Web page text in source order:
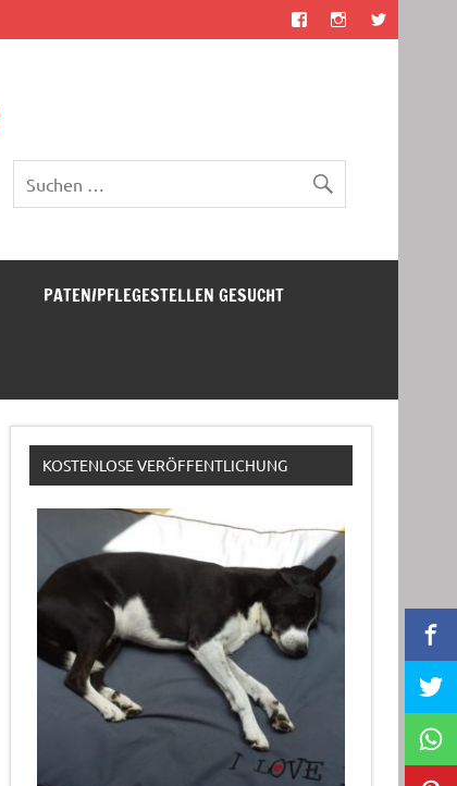
PATEN/PFLEGESTELLEN GESUCHT
KOSTENLOSE VERÖFFENTLICHUNG